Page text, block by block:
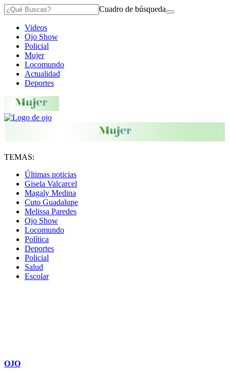
Cuadro de búsqueda
Videos
Ojo Show
Policial
Mujer
Locomundo
Actualidad
Deportes
TEMAS:
Últimas noticias
Gisela Valcarcel
Magaly Medina
Cuto Guadalupe
Melissa Paredes
Ojo Show
Locomundo
Política
Deportes
Policial
Salud
Escolar
OJO